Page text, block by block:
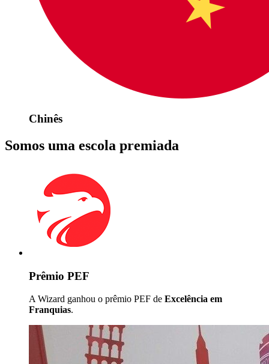
Chinês
Somos uma escola premiada
Prêmio PEF
A Wizard ganhou o prêmio PEF de Excelência em
Franquias.